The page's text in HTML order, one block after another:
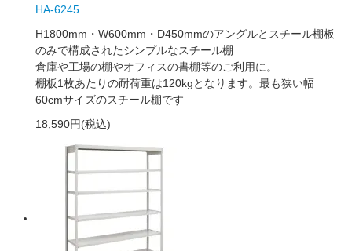
HA-6245
H1800mm・W600mm・D450mmのアングルとスチール棚板
のみで構成されたシンプルなスチール棚
倉庫や工場の棚やオフィスの書棚等のご利用に。
棚板1枚あたりの耐荷重は120kgとなります。最も狭い幅
60cmサイズのスチール棚です
18,590円(税込)